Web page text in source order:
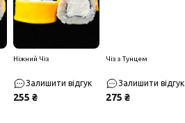
Ніжний Чіз
Залишити відгук
255 ₴
Чіз з Тунцем
Залишити відгук
275 ₴